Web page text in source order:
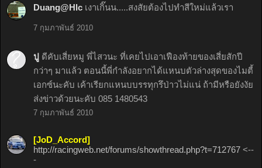
Duang@Hlc เงาเกิ๊นน.....สงสัยต้องไปทำสีใหม่แล้วเรา
7 กุมภาพันธ์ 2010
ปู ดีคับเสี่ยหมู พี่ไสวนะ ที่เคยไปเอาเฟืองท้ายของเสี่ยสักปี
กว่าๆ มาแล้ว ตอนนี้พี่กำลังอยากได้แหนบตัวล่างสุดของไมตี้
เอกซ์นะคับ เค้าเรียกแหนบบรรทุกรึป่าวไม่แน่ ถ้ามีหรือยังงัย
ส่งข่าวด้วยนะคับ 085 1480543
7 กุมภาพันธ์ 2010
[JoD_Accord]
http://racingweb.net/forums/showthread.php?t=712767 <--
-